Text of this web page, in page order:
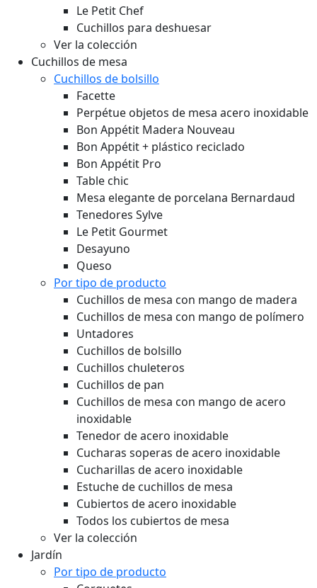
Le Petit Chef
Cuchillos para deshuesar
Ver la colección
Cuchillos de mesa
Cuchillos de bolsillo
Facette
Perpétue objetos de mesa acero inoxidable
Bon Appétit Madera Nouveau
Bon Appétit + plástico reciclado
Bon Appétit Pro
Table chic
Mesa elegante de porcelana Bernardaud
Tenedores Sylve
Le Petit Gourmet
Desayuno
Queso
Por tipo de producto
Cuchillos de mesa con mango de madera
Cuchillos de mesa con mango de polímero
Untadores
Cuchillos de bolsillo
Cuchillos chuleteros
Cuchillos de pan
Cuchillos de mesa con mango de acero
inoxidable
Tenedor de acero inoxidable
Cucharas soperas de acero inoxidable
Cucharillas de acero inoxidable
Estuche de cuchillos de mesa
Cubiertos de acero inoxidable
Todos los cubiertos de mesa
Ver la colección
Jardín
Por tipo de producto